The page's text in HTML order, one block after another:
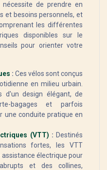
de prendre en
et besoins personnels, et
les différentes
disponibles sur le
pour orienter votre
: Ces vélos sont conçus
en milieu urbain.
d'un design élégant, de
bagages et parfois
une conduite pratique en
(VTT) : Destinés
fortes, les VTT
électrique pour
et des collines,